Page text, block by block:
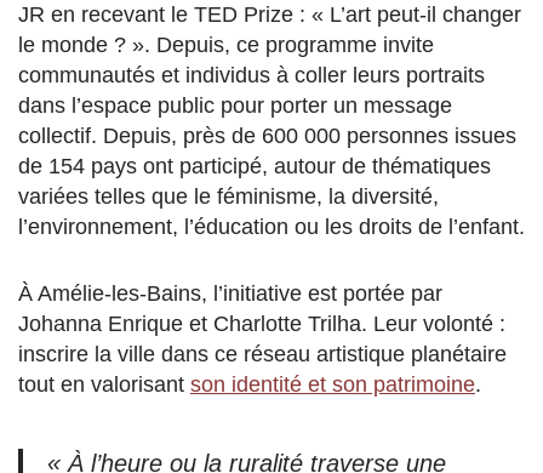
JR en recevant le TED Prize : « L’art peut-il changer
le monde ? ». Depuis, ce programme invite
communautés et individus à coller leurs portraits
dans l’espace public pour porter un message
collectif. Depuis, près de 600 000 personnes issues
de 154 pays ont participé, autour de thématiques
variées telles que le féminisme, la diversité,
l’environnement, l’éducation ou les droits de l’enfant.
À Amélie-les-Bains, l’initiative est portée par
Johanna Enrique et Charlotte Trilha. Leur volonté :
inscrire la ville dans ce réseau artistique planétaire
tout en valorisant son identité et son patrimoine.
« À l’heure ou la ruralité traverse une